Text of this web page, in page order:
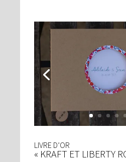
LIVRE D’OR
« KRAFT ET LIBERTY